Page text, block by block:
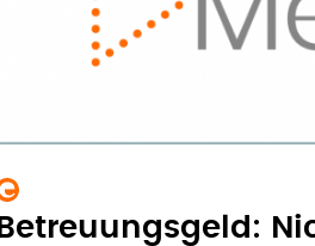
Betreuungsgeld: